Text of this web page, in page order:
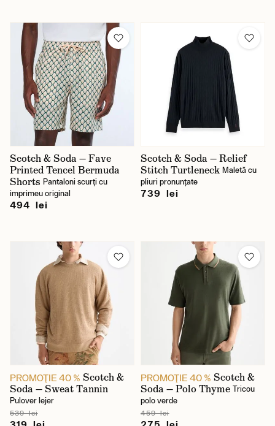
Scotch & Soda — Fave
Printed Tencel Bermuda
Shorts Pantaloni scurți cu
imprimeu original
494 lei
Scotch & Soda — Relief
Stitch Turtleneck Maletă cu
pliuri pronunțate
739 lei
PROMOŢIE 40 % Scotch &
Soda — Sweat Tannin
Pulover lejer
539 lei
PROMOŢIE 40 % Scotch &
Soda — Polo Thyme Tricou
polo verde
459 lei